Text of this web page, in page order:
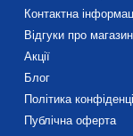
Контактна
Відгуки про магазин
Акції
Блог
Політика
Публічна оферта